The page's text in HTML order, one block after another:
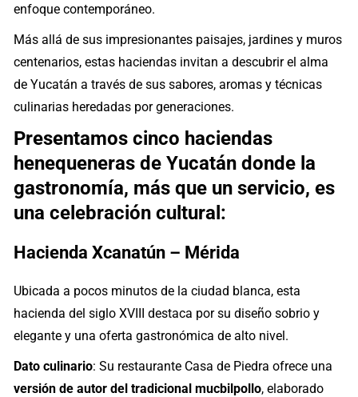
enfoque contemporáneo.
Más allá de sus impresionantes paisajes, jardines y muros
centenarios, estas haciendas invitan a descubrir el alma
de Yucatán a través de sus sabores, aromas y técnicas
culinarias heredadas por generaciones.
Presentamos cinco haciendas
henequeneras de Yucatán donde la
gastronomía, más que un servicio, es
una celebración cultural:
Hacienda Xcanatún – Mérida
Ubicada a pocos minutos de la ciudad blanca, esta
hacienda del siglo XVIII destaca por su diseño sobrio y
elegante y una oferta gastronómica de alto nivel.
Dato culinario: Su restaurante Casa de Piedra ofrece una
versión de autor del tradicional mucbilpollo, elaborado